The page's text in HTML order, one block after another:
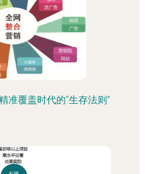
准覆盖时代的“生存法则”